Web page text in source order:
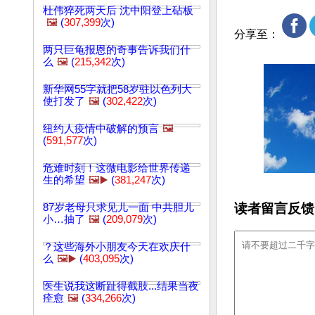
杜伟猝死两天后 沈中阳登上砧板
🖼️ (307,399次)
两只巨龟报恩的奇事告诉我们什
么 🖼️ (215,342次)
新华网55字就把58岁驻以色列大
使打发了 🖼️ (302,422次)
纽约人疫情中破解的预言 🖼️
(591,577次)
危难时刻！这微电影给世界传递
生的希望 🖼️▶️ (381,247次)
87岁老母只求见儿一面 中共胆儿
小…抽了 🖼️ (209,079次)
？这些海外小朋友今天在欢庆什
么 🖼️▶️ (403,095次)
医生说我这断趾得截肢...结果当夜
痊愈 🖼️ (334,266次)
分享至：
读者留言反